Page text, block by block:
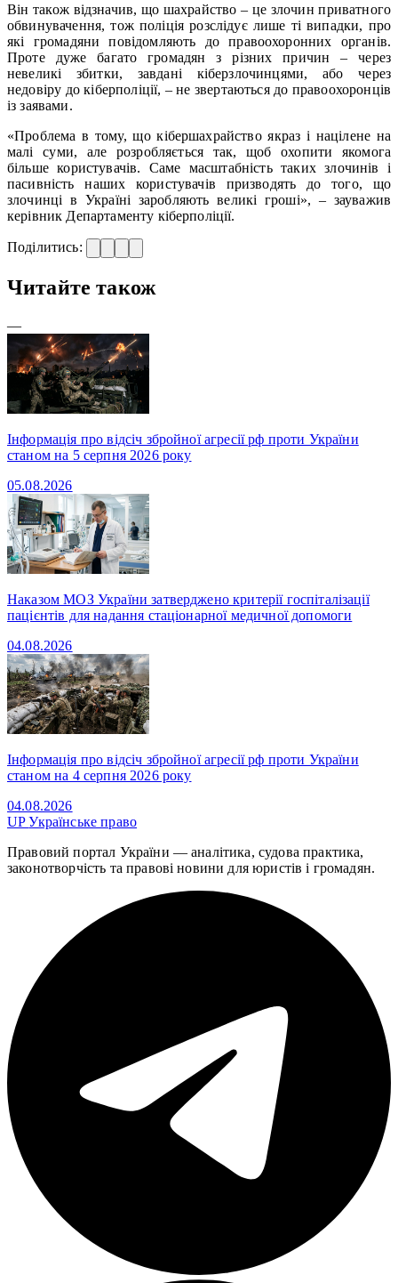
Він також відзначив, що шахрайство – це злочин приватного
обвинувачення, тож поліція розслідує лише ті випадки, про
які громадяни повідомляють до правоохоронних органів.
Проте дуже багато громадян з різних причин – через
невеликі збитки, завдані кіберзлочинцями, або через
недовіру до кіберполіції, – не звертаються до правоохоронців
із заявами.
«Проблема в тому, що кібершахрайство якраз і націлене на
малі суми, але розробляється так, щоб охопити якомога
більше користувачів. Саме масштабність таких злочинів і
пасивність наших користувачів призводять до того, що
злочинці в Україні заробляють великі гроші», – зауважив
керівник Департаменту кіберполіції.
Поділитись:
Читайте також
—
Інформація про відсіч збройної агресії рф проти України
станом на 5 серпня 2026 року
05.08.2026
Наказом МОЗ України затверджено критерії госпіталізації
пацієнтів для надання стаціонарної медичної допомоги
04.08.2026
Інформація про відсіч збройної агресії рф проти України
станом на 4 серпня 2026 року
04.08.2026
UPУкраїнське право
Правовий портал України — аналітика, судова практика,
законотворчість та правові новини для юристів і громадян.